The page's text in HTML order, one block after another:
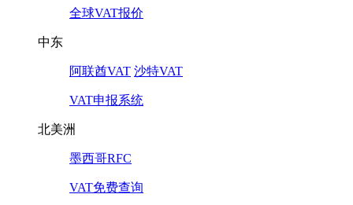
全球VAT报价
中东
阿联酋VAT 沙特VAT
VAT申报系统
北美洲
墨西哥RFC
VAT免费查询